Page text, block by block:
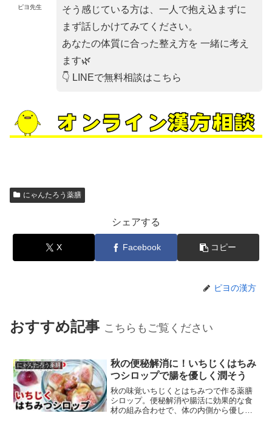
ピヨ先生
そう感じている方は、一人で抱え込まずに
まず話しかけてみてください。
あなたの体質に合った整え方を 一緒に考え
ます🌿
👇 LINEで無料相談はこちら
にゃんたろう薬膳
シェアする
X Facebook コピー
ピヨの漢方
おすすめ記事 こちらもご覧ください
にゃんたろう薬膳
秋の便秘解消に！いちじくはちみ
つシロップで腸を優しく潤そう
秋の味覚いちじくとはちみつで作る薬膳
シロップ。便秘解消や腸活に効果的な食
材の組み合わせで、体の内側から優しく